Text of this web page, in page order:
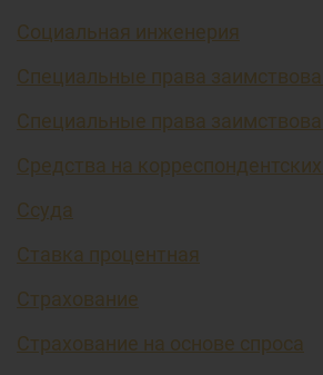
Социальная инженерия
Специальные права
Специальные права
Средства на
Ссуда
Ставка процентная
Страхование
Страхование на основе спроса